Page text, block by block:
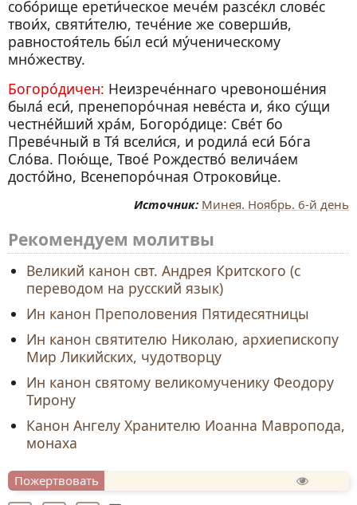
собо́рище ерети́ческое мече́м разсе́кл слове́с
твои́х, святи́телю, тече́ние же соверши́в,
равностоя́тель бы́л еси́ му́ченическому
мно́жеству.
Богоро́дичен: Неизрече́ннаго чревоноше́ния
была́ еси́, пренепоро́чная неве́ста и, я́ко су́щи
честне́йший хра́м, Богоро́дице: Све́т бо
Преве́чный в Тя́ всели́ся, и родила́ еси́ Бо́га
Сло́ва. Пою́ще, Твое́ Рождество́ велича́ем
досто́йно, Всенепоро́чная Отрокови́це.
Минея. Ноябрь. 6-й день
Рекомендуем молитвы
Великий канон свт. Андрея Критского (с
переводом на русский язык)
Ин канон Преполовения Пятидесятницы
Ин канон святителю Николаю, архиепископу
Мир Ликийских, чудотворцу
Ин канон святому великомученику Феодору
Тирону
Канон Ангелу Хранителю Иоанна Мавропода,
монаха
Пожертвовать